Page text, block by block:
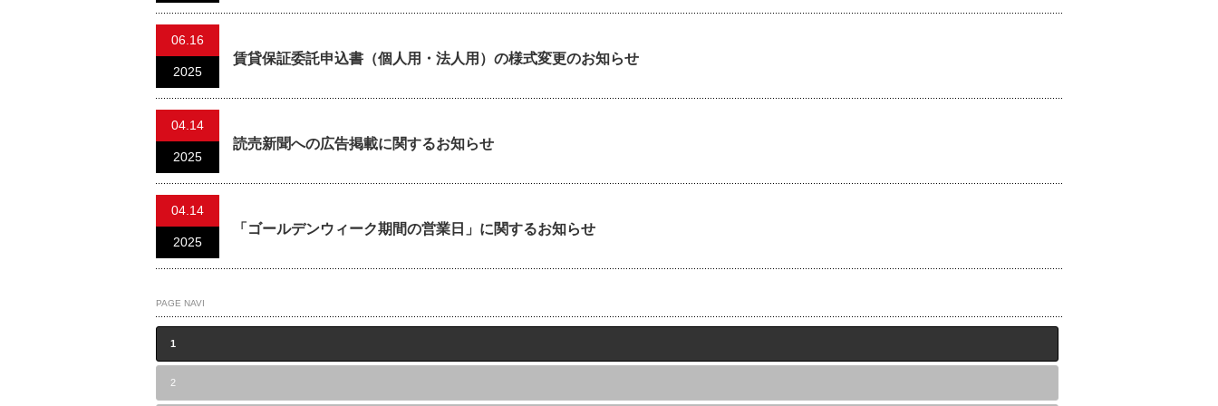
06.16
2025
賃貸保証委託申込書（個人用・法人用）の様式変更のお知らせ
04.14
2025
読売新聞への広告掲載に関するお知らせ
04.14
2025
「ゴールデンウィーク期間の営業日」に関するお知らせ
PAGE NAVI
1
2